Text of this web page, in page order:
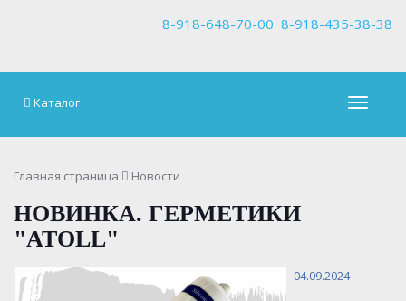
8-918-435-38-38
8-918-648-70-00
Каталог
Главная страница Новости
НОВИНКА. ГЕРМЕТИКИ
"ATOLL"
04.09.2024